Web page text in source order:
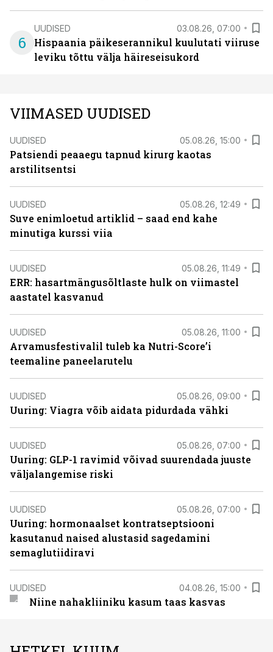
6
UUDISED 03.08.26, 07:00
Hispaania päikeserannikul kuulutati viiruse
leviku tõttu välja häireseisukord
VIIMASED UUDISED
UUDISED 05.08.26, 15:00
Patsiendi peaaegu tapnud kirurg kaotas
arstilitsentsi
UUDISED 05.08.26, 12:49
Suve enimloetud artiklid – saad end kahe
minutiga kurssi viia
UUDISED 05.08.26, 11:49
ERR: hasartmängusõltlaste hulk on viimastel
aastatel kasvanud
UUDISED 05.08.26, 11:00
Arvamusfestivalil tuleb ka Nutri-Score’i
teemaline paneelarutelu
UUDISED 05.08.26, 09:00
Uuring: Viagra võib aidata pidurdada vähki
UUDISED 05.08.26, 07:00
Uuring: GLP-1 ravimid võivad suurendada juuste
väljalangemise riski
UUDISED 05.08.26, 07:00
Uuring: hormonaalset kontratseptsiooni
kasutanud naised alustasid sagedamini
semaglutiidiravi
UUDISED 04.08.26, 15:00
Niine nahakliiniku kasum taas kasvas